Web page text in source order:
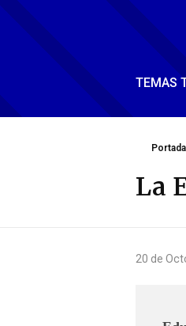
TEMAS
Portada
La
L
20 de